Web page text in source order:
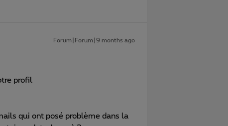
Forum|Forum|9 months ago
profil
qui ont posé problème dans la